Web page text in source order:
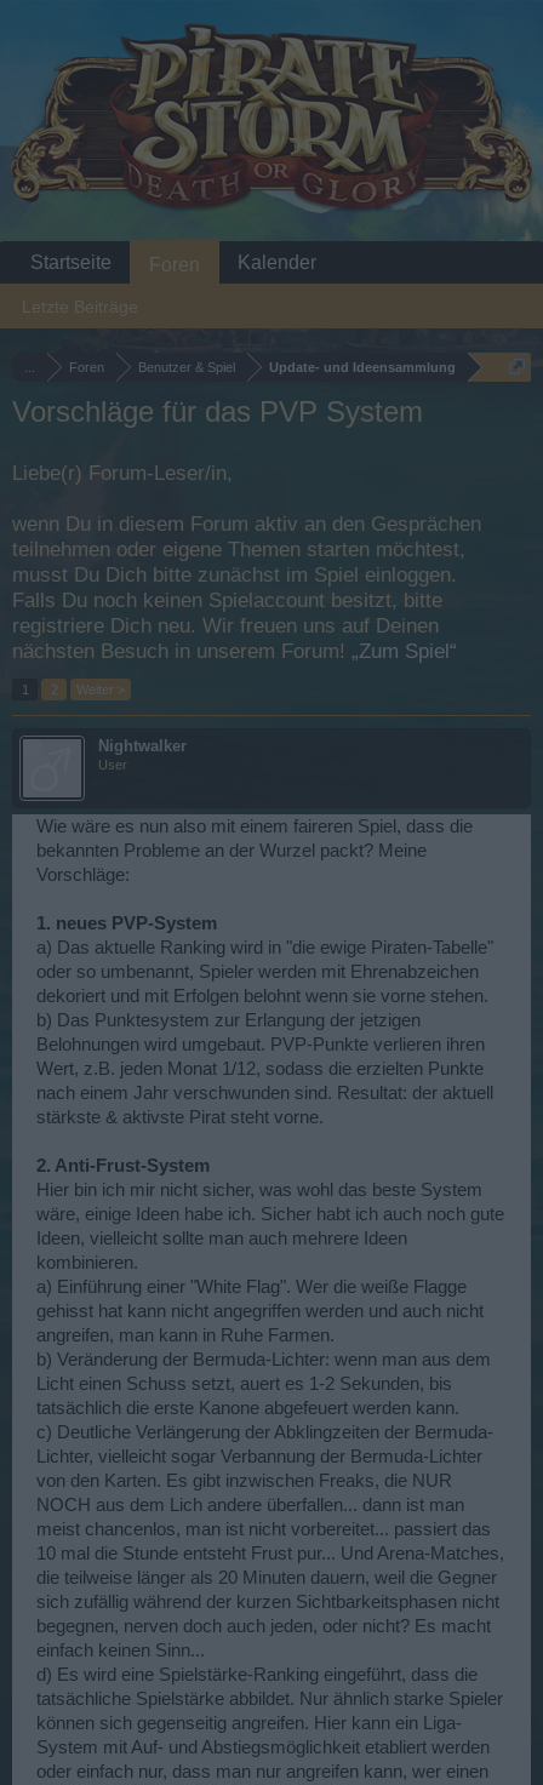
Foren Benutzer & Spiel Update- und Ideensammlung
Vorschläge für das PVP System
Liebe(r) Forum-Leser/in,
wenn Du in diesem Forum aktiv an den Gesprächen
teilnehmen oder eigene Themen starten möchtest,
musst Du Dich bitte zunächst im Spiel einloggen.
Falls Du noch keinen Spielaccount besitzt, bitte
registriere Dich neu. Wir freuen uns auf Deinen
nächsten Besuch in unserem Forum! „Zum Spiel“
1 2 Weiter >
Nightwalker
User
Wie wäre es nun also mit einem faireren Spiel, dass die
bekannten Probleme an der Wurzel packt? Meine
Vorschläge:
1. neues PVP-System
a) Das aktuelle Ranking wird in "die ewige Piraten-Tabelle"
oder so umbenannt, Spieler werden mit Ehrenabzeichen
dekoriert und mit Erfolgen belohnt wenn sie vorne stehen.
b) Das Punktesystem zur Erlangung der jetzigen
Belohnungen wird umgebaut. PVP-Punkte verlieren ihren
Wert, z.B. jeden Monat 1/12, sodass die erzielten Punkte
nach einem Jahr verschwunden sind. Resultat: der aktuell
stärkste & aktivste Pirat steht vorne.
2. Anti-Frust-System
Hier bin ich mir nicht sicher, was wohl das beste System
wäre, einige Ideen habe ich. Sicher habt ich auch noch gute
Ideen, vielleicht sollte man auch mehrere Ideen
kombinieren.
a) Einführung einer "White Flag". Wer die weiße Flagge
gehisst hat kann nicht angegriffen werden und auch nicht
angreifen, man kann in Ruhe Farmen.
b) Veränderung der Bermuda-Lichter: wenn man aus dem
Licht einen Schuss setzt, auert es 1-2 Sekunden, bis
tatsächlich die erste Kanone abgefeuert werden kann.
c) Deutliche Verlängerung der Abklingzeiten der Bermuda-
Lichter, vielleicht sogar Verbannung der Bermuda-Lichter
von den Karten. Es gibt inzwischen Freaks, die NUR
NOCH aus dem Lich andere überfallen... dann ist man
meist chancenlos, man ist nicht vorbereitet... passiert das
10 mal die Stunde entsteht Frust pur... Und Arena-Matches,
die teilweise länger als 20 Minuten dauern, weil die Gegner
sich zufällig während der kurzen Sichtbarkeitsphasen nicht
begegnen, nerven doch auch jeden, oder nicht? Es macht
einfach keinen Sinn...
d) Es wird eine Spielstärke-Ranking eingeführt, dass die
tatsächliche Spielstärke abbildet. Nur ähnlich starke Spieler
können sich gegenseitig angreifen. Hier kann ein Liga-
System mit Auf- und Abstiegsmöglichkeit etabliert werden
oder einfach nur, dass man nur angreifen kann, wer einen
Startseite Foren
Letzte Beiträge
Kalender